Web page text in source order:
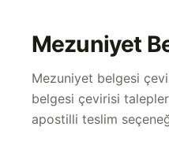
Mezuniyet
Mezuniyet belgesi
belgesi çevirisi
apostilli teslim